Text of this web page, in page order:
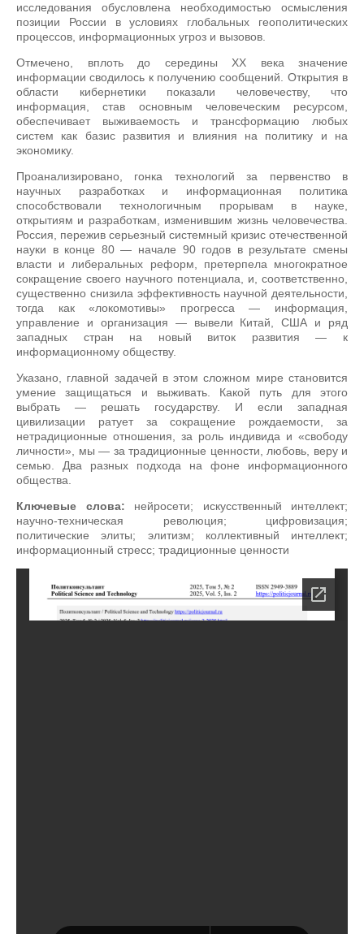
исследования обусловлена необходимостью осмысления
позиции России в условиях глобальных геополитических
процессов, информационных угроз и вызовов.
Отмечено, вплоть до середины ХХ века значение
информации сводилось к получению сообщений. Открытия в
области кибернетики показали человечеству, что
информация, став основным человеческим ресурсом,
обеспечивает выживаемость и трансформацию любых
систем как базис развития и влияния на политику и на
экономику.
Проанализировано, гонка технологий за первенство в
научных разработках и информационная политика
способствовали технологичным прорывам в науке,
открытиям и разработкам, изменившим жизнь человечества.
Россия, пережив серьезный системный кризис отечественной
науки в конце 80 — начале 90 годов в результате смены
власти и либеральных реформ, претерпела многократное
сокращение своего научного потенциала, и, соответственно,
существенно снизила эффективность научной деятельности,
тогда как «локомотивы» прогресса — информация,
управление и организация — вывели Китай, США и ряд
западных стран на новый виток развития — к
информационному обществу.
Указано, главной задачей в этом сложном мире становится
умение защищаться и выживать. Какой путь для этого
выбрать — решать государству. И если западная
цивилизации ратует за сокращение рождаемости, за
нетрадиционные отношения, за роль индивида и «свободу
личности», мы — за традиционные ценности, любовь, веру и
семью. Два разных подхода на фоне информационного
общества.
Ключевые слова: нейросети; искусственный интеллект;
научно-техническая революция; цифровизация;
политические элиты; элитизм; коллективный интеллект;
информационный стресс; традиционные ценности